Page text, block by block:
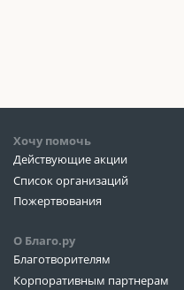
Хочу помочь
Действующие акции
Список организаций
Пожертвования
О Благо.ру
Благотворителям
Корпоративным партнерам